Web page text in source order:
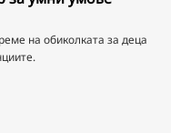
на обиколката за деца